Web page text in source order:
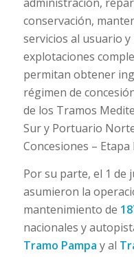
conservación,
servicios al usuario
explotaciones
permitan obtener
régimen de
de los Tramos
Sur y Portuario Norte
Concesiones – Etapa
Por su parte, el 1 de
asumieron la
mantenimiento de
nacionales y
Tramo Pampa y al